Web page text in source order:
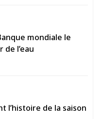
mondiale le
l’eau
l’histoire de la saison